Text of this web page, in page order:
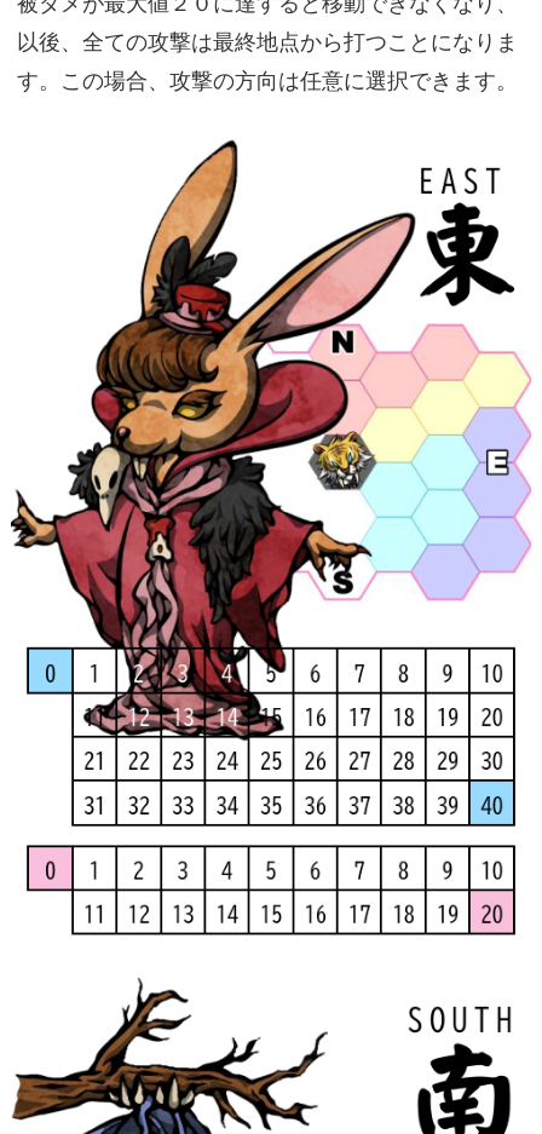
以後、全ての攻撃は最終地点から打つことになりま
す。この場合、攻撃の方向は任意に選択できます。